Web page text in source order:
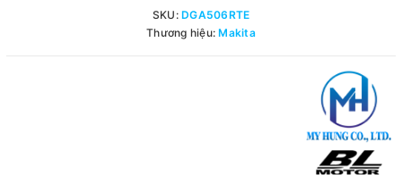
SKU: DGA506RTE
Thương hiệu:Makita